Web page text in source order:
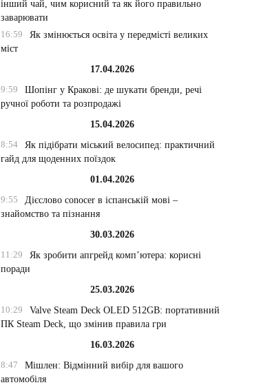
інший чай, чим корисний та як його правильно
заварювати
16:59
Як змінюється освіта у передмісті великих
міст
17.04.2026
9:59
Шопінг у Кракові: де шукати бренди, речі
ручної роботи та розпродажі
15.04.2026
8:54
Як підібрати міський велосипед: практичний
гайд для щоденних поїздок
01.04.2026
9:55
Дієслово conocer в іспанській мові –
знайомство та пізнання
30.03.2026
11:29
Як зробити апгрейд комп’ютера: корисні
поради
25.03.2026
10:29
Valve Steam Deck OLED 512GB: портативний
ПК Steam Deck, що змінив правила гри
16.03.2026
8:47
Мішлен: Відмінний вибір для вашого
автомобіля